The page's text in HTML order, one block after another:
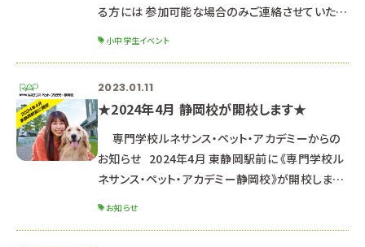
る方には 参加可能な場合のみご連絡させていただ
象のイベントを開催予定です。 時期や内容が決まり
ましたらこちらのWebサイトで発表します。 よろしく
お願いいたします。
⌒*⌒*⌒*⌒*⌒*⌒*⌒*⌒*⌒*⌒*⌒*⌒*⌒*⌒*
⌒*⌒*⌒ こんにちは！ 毎回大好評の小学生
小中学生イベント
2023.01.11
★2024年4月 静岡校が開校します★
専門学校ルネサンス・ペット・アカデミーからの
お知らせ 2024年4月 東静岡駅前に 《専門学校ル
ネサンス・ペット・アカデミー静岡校》が開校しま
お知らせ